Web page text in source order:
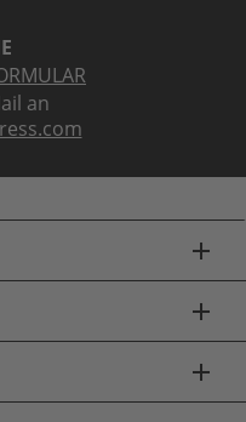
an
add
add
add